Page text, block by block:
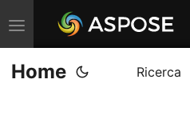
V
ä
x
Home Ricerca